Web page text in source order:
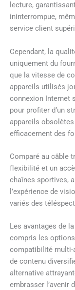
lecture,
ininterrompue,
service client
Cependant, la
uniquement du
que la vitesse de
appareils utilisés
connexion Internet
pour profiter d’un
appareils
efficacement des
Comparé au câble
flexibilité et un
chaînes sportives,
l’expérience de
variés des
Les avantages de
compris les
compatibilité multi-
de contenu
alternative
embrasser l’avenir